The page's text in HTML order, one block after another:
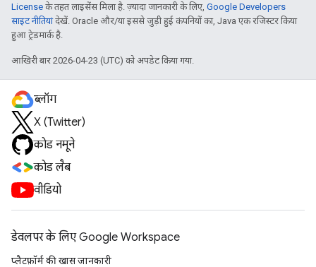
License के तहत लाइसेंस मिला है. ज़्यादा जानकारी के लिए, Google Developers
साइट नीतियांदेखें. Oracle और/या इससे जुड़ी हुई कंपनियों का, Java एक रजिस्टर किया
हुआ ट्रेडमार्क है.
आखिरी बार 2026-04-23 (UTC) को अपडेट किया गया.
ब्लॉग
X (Twitter)
कोड नमूने
कोड लैब
वीडियो
डेवलपर के लिए Google Workspace
प्लैटफ़ॉर्म की खास जानकारी